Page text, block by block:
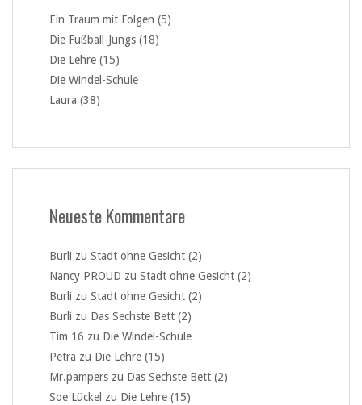
Ein Traum mit Folgen (5)
Die Fußball-Jungs (18)
Die Lehre (15)
Die Windel-Schule
Laura (38)
Neueste Kommentare
Burli zu Stadt ohne Gesicht (2)
Nancy PROUD zu Stadt ohne Gesicht (2)
Burli zu Stadt ohne Gesicht (2)
Burli zu Das Sechste Bett (2)
Tim 16 zu Die Windel-Schule
Petra zu Die Lehre (15)
Mr.pampers zu Das Sechste Bett (2)
Soe Lückel zu Die Lehre (15)